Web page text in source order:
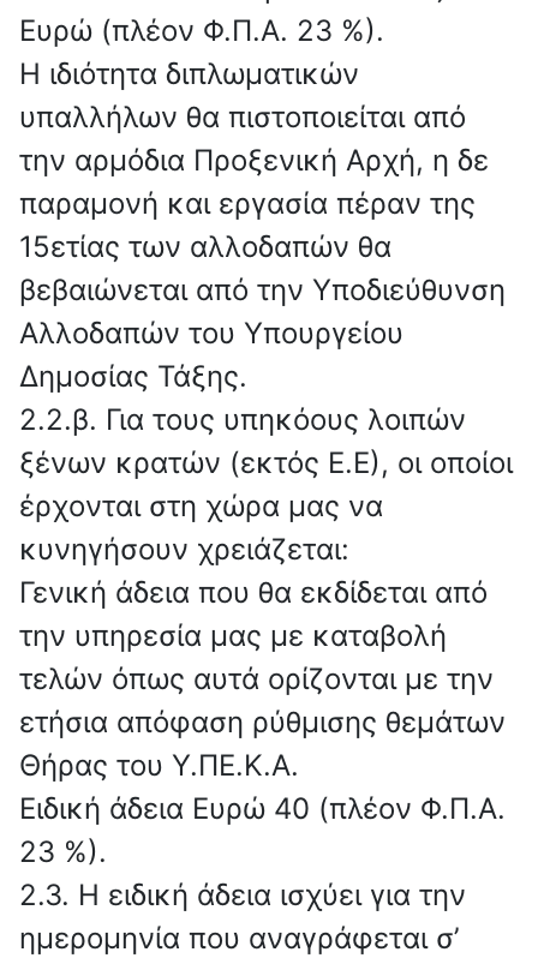
Ευρώ (πλέον Φ.Π.Α. 23 %).
Η ιδιότητα διπλωματικών
υπαλλήλων θα πιστοποιείται από
την αρμόδια Προξενική Αρχή, η δε
παραμονή και εργασία πέραν της
15ετίας των αλλοδαπών θα
βεβαιώνεται από την Υποδιεύθυνση
Αλλοδαπών του Υπουργείου
Δημοσίας Τάξης.
2.2.β. Για τους υπηκόους λοιπών
ξένων κρατών (εκτός Ε.Ε), οι οποίοι
έρχονται στη χώρα μας να
κυνηγήσουν χρειάζεται:
Γενική άδεια που θα εκδίδεται από
την υπηρεσία μας με καταβολή
τελών όπως αυτά ορίζονται με την
ετήσια απόφαση ρύθμισης θεμάτων
Θήρας του Υ.ΠΕ.Κ.Α.
Ειδική άδεια Ευρώ 40 (πλέον Φ.Π.Α.
23 %).
2.3. Η ειδική άδεια ισχύει για την
ημερομηνία που αναγράφεται σ’